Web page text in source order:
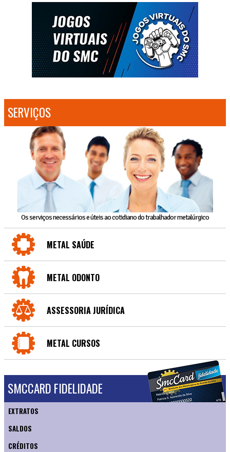
SERVIÇOS
Os serviços necessários e úteis ao cotidiano do trabalhador metalúrgico
METAL SAÚDE
METAL ODONTO
ASSESSORIA JURÍDICA
METAL CURSOS
SMCCARD FIDELIDADE
EXTRATOS
SALDOS
CRÉDITOS